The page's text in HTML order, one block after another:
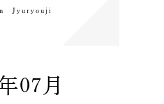
Jyuryouji
07月